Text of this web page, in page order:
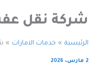
شركة نقل
الرئيسية خدمات الامارات
2 مارس، 2026